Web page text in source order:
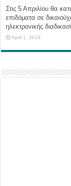
Στις 5 Απριλίου θα
επιδόματα σε
ηλεκτρονικής
April 1, 2019